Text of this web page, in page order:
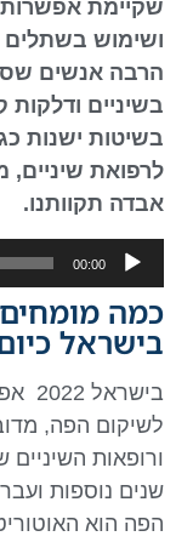
שקיימת
ושימוש בשתלים
הרבה אנשים
בשיניים
לרפואת
אבדה תקוותנו.
אודיו
00:00
כמה
בישראל
לשיקום הפה,
ורופאות
שנים נוספות
הפה הוא